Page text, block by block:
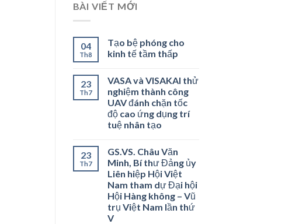
BÀI VIẾT MỚI
04
Th8
Tạo bệ phóng cho
kinh tế tầm thấp
23
Th7
VASA và VISAKAI thử
nghiệm thành công
UAV đánh chặn tốc
độ cao ứng dụng trí
tuệ nhân tạo
23
Th7
GS.VS. Châu Văn
Minh, Bí thư Đảng ủy
Liên hiệp Hội Việt
Nam tham dự Đại hội
Hội Hàng không – Vũ
trụ Việt Nam lần thứ
V